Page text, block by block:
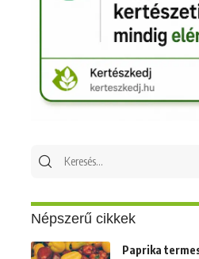
Keresés
Népszerű cikkek
Paprika